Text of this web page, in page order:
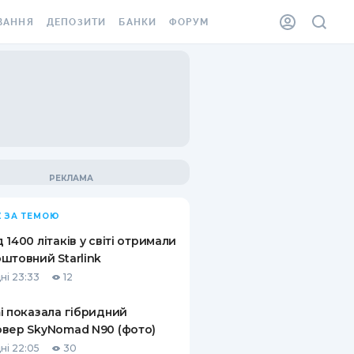
ВІНЬЄТКА
ВІД
ВИПАДКІВ
ДЕПОЗИТИ
ПИТАННЯ ТА ВІДПОВІДІ
ДЕПОЗИТНИЙ КАЛЬКУЛЯТОР
ПУТІВНИКИ ПО
БАНКИ ФОРУМ
ЗА ТЕМОЮ
літаків у світі отримали
Starlink
23:33 12
показала гібридний
SkyNomad N90 (фото)
22:05 30